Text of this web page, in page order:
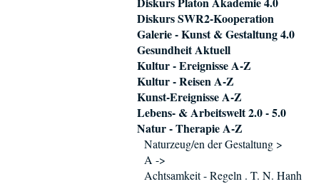
Diskurs SWR2-Kooperation
Galerie - Kunst & Gestaltung 4.0
Gesundheit Aktuell
Kultur - Ereignisse A-Z
Kultur - Reisen A-Z
Kunst-Ereignisse A-Z
Lebens- & Arbeitswelt 2.0 - 5.0
Natur - Therapie A-Z
Naturzeug/en der Gestaltung >
A ->
Achtsamkeit - Regeln . T. N. Hanh